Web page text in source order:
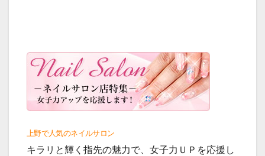
上野で人気のネイルサロン
キラリと輝く指先の魅力で、女子力ＵＰを応援し